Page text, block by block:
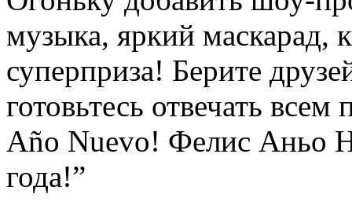
музыка, яркий маскарад,
суперприза! Берите
готовьтесь отвечать
Año Nuevo! Фелис Аньо
года!”